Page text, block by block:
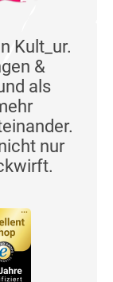
Kult_ur.
&
als
nur